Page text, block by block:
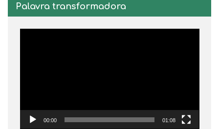
Palavra transformadora
00:00 01:08